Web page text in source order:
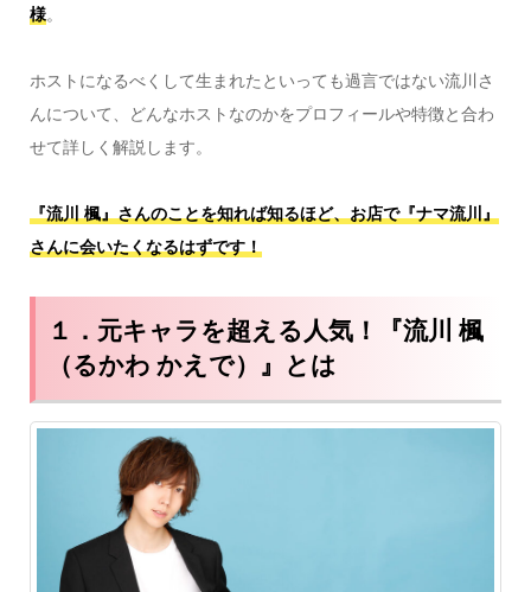
様。
ホストになるべくして生まれたといっても過言ではない流川さ
んについて、どんなホストなのかをプロフィールや特徴と合わ
せて詳しく解説します。
『流川 楓』さんのことを知れば知るほど、お店で『ナマ流川』
さんに会いたくなるはずです！
１．元キャラを超える人気！『流川 楓
（るかわ かえで）』とは